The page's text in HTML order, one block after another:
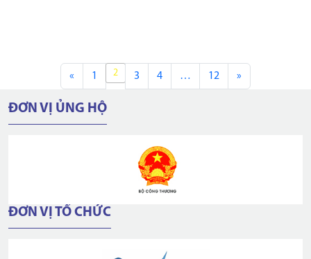
« 1 2 3 4 … 12 »
ĐƠN VỊ ỦNG HỘ
ĐƠN VỊ TỔ CHỨC